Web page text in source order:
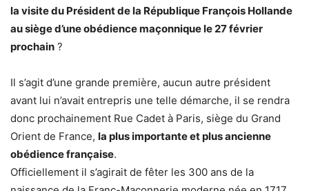
la visite du Président de la République François Hollande
au siège d’une obédience maçonnique le 27 février
prochain ?
Il s’agit d’une grande première, aucun autre président
avant lui n’avait entrepris une telle démarche, il se rendra
donc prochainement Rue Cadet à Paris, siège du Grand
Orient de France, la plus importante et plus ancienne
obédience française.
Officiellement il s’agirait de fêter les 300 ans de la